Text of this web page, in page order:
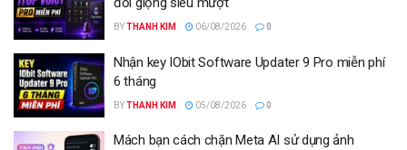
BYTHANH KIM 06/08/2026 0
Nhận key IObit Software Updater 9 Pro miễn phí
6 tháng
BYTHANH KIM 05/08/2026 0
Mách bạn cách chặn Meta AI sử dụng ảnh